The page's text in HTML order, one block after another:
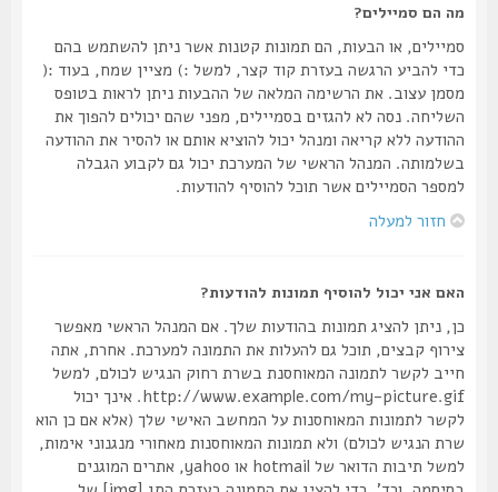
מה הם סמיילים?
סמיילים, או הבעות, הם תמונות קטנות אשר ניתן להשתמש בהם
כדי להביע הרגשה בעזרת קוד קצר, למשל :) מציין שמח, בעוד :(
מסמן עצוב. את הרשימה המלאה של ההבעות ניתן לראות בטופס
השליחה. נסה לא להגזים בסמיילים, מפני שהם יכולים להפוך את
ההודעה ללא קריאה ומנהל יכול להוציא אותם או להסיר את ההודעה
בשלמותה. המנהל הראשי של המערכת יכול גם לקבוע הגבלה
למספר הסמיילים אשר תוכל להוסיף להודעות.
חזור למעלה
האם אני יכול להוסיף תמונות להודעות?
כן, ניתן להציג תמונות בהודעות שלך. אם המנהל הראשי מאפשר
צירוף קבצים, תוכל גם להעלות את התמונה למערכת. אחרת, אתה
חייב לקשר לתמונה המאוחסנת בשרת רחוק הנגיש לכולם, למשל
http://www.example.com/my-picture.gif. אינך יכול
לקשר לתמונות המאוחסנות על המחשב האישי שלך (אלא אם כן הוא
שרת הנגיש לכולם) ולא תמונות המאוחסנות מאחורי מנגנוני אימות,
למשל תיבות הדואר של hotmail או yahoo, אתרים המוגנים